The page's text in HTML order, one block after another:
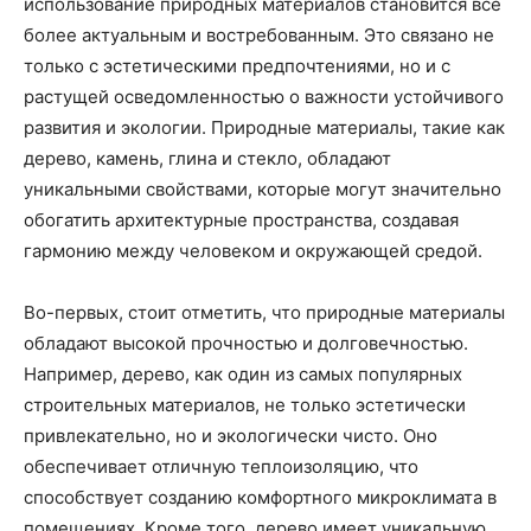
более актуальным и востребованным. Это связано не
только с эстетическими предпочтениями, но и с
растущей осведомленностью о важности устойчивого
развития и экологии. Природные материалы, такие как
дерево, камень, глина и стекло, обладают
уникальными свойствами, которые могут значительно
обогатить архитектурные пространства, создавая
гармонию между человеком и окружающей средой.
Во-первых, стоит отметить, что природные материалы
обладают высокой прочностью и долговечностью.
Например, дерево, как один из самых популярных
строительных материалов, не только эстетически
привлекательно, но и экологически чисто. Оно
обеспечивает отличную теплоизоляцию, что
способствует созданию комфортного микроклимата в